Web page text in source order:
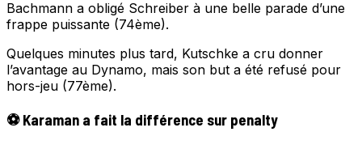
Bachmann a obligé Schreiber à une belle parade d’une
frappe puissante (74ème).
Quelques minutes plus tard, Kutschke a cru donner
l’avantage au Dynamo, mais son but a été refusé pour
hors-jeu (77ème).
⚽ Karaman a fait la différence sur penalty